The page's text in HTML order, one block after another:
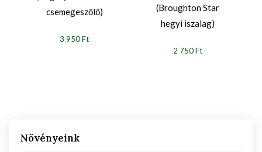
Növényeink
csemegeszőlő)
3 950 Ft
(Broughton Star
hegyi iszalag)
2 750 Ft